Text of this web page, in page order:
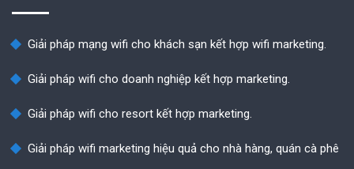
Giải pháp mạng wifi cho khách sạn kết hợp wifi marketing.
Giải pháp wifi cho doanh nghiệp kết hợp marketing.
Giải pháp wifi cho resort kết hợp marketing.
Giải pháp wifi marketing hiệu quả cho nhà hàng, quán cà phê